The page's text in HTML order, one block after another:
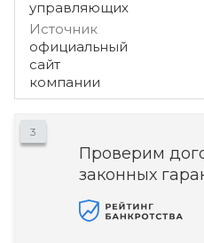
управляющих
Источник
официальный
сайт
компании
3
Проверим
законных